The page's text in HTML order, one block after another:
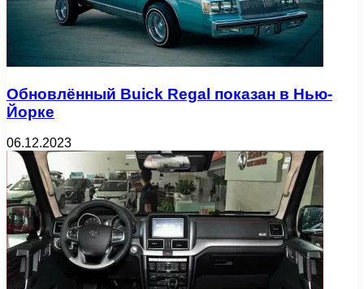
Обновлённый Buick Regal показан в Нью-
Йорке
06.12.2023